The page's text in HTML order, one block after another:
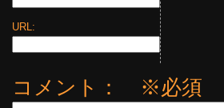
URL:
コメント： ※必須